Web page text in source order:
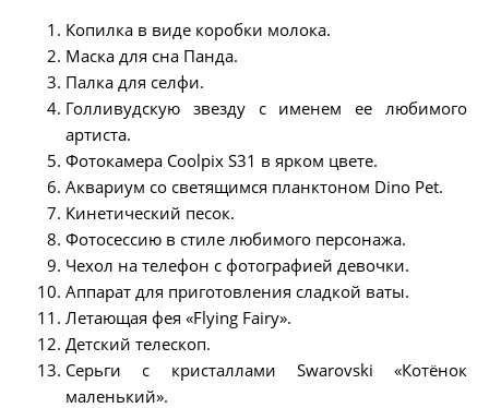
Копилка в виде коробки молока.
Маска для сна Панда.
Палка для селфи.
Голливудскую звезду с именем ее любимого
артиста.
Фотокамера Coolpix S31 в ярком цвете.
Аквариум со светящимся планктоном Dino Pet.
Кинетический песок.
Фотосессию в стиле любимого персонажа.
Чехол на телефон с фотографией девочки.
Аппарат для приготовления сладкой ваты.
Летающая фея «Flying Fairy».
Детский телескоп.
Серьги с кристаллами Swarovski «Котёнок
маленький».